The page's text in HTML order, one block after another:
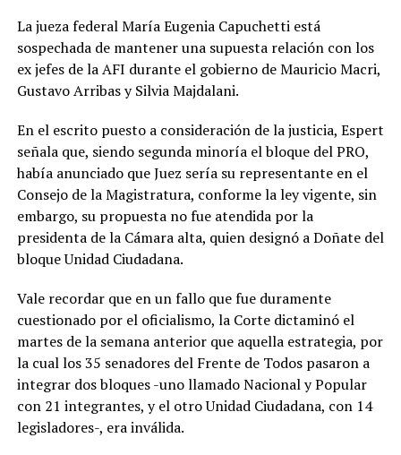
La jueza federal María Eugenia Capuchetti está
sospechada de mantener una supuesta relación con los
ex jefes de la AFI durante el gobierno de Mauricio Macri,
Gustavo Arribas y Silvia Majdalani.
En el escrito puesto a consideración de la justicia, Espert
señala que, siendo segunda minoría el bloque del PRO,
había anunciado que Juez sería su representante en el
Consejo de la Magistratura, conforme la ley vigente, sin
embargo, su propuesta no fue atendida por la
presidenta de la Cámara alta, quien designó a Doñate del
bloque Unidad Ciudadana.
Vale recordar que en un fallo que fue duramente
cuestionado por el oficialismo, la Corte dictaminó el
martes de la semana anterior que aquella estrategia, por
la cual los 35 senadores del Frente de Todos pasaron a
integrar dos bloques -uno llamado Nacional y Popular
con 21 integrantes, y el otro Unidad Ciudadana, con 14
legisladores-, era inválida.